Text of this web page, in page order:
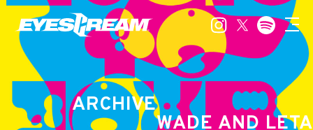
ARCHIVE
WADE AND LETA